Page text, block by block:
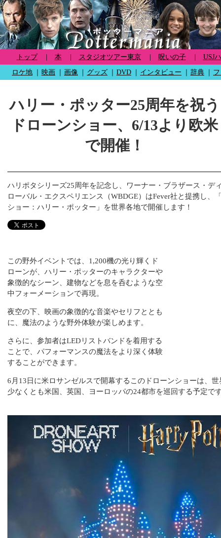
トップ 本 スタジオツアー東京 呪いの子 USJ
ロケ地 映画 画像 グッズ DVD インタビュー 辞典
ハリー・ポッター25周年を祝う
ドローンショー、6/13より欧米
で開催！
ハリポタシリーズ25周年を記念し、ワーナー・ブラザース・デ
ローバル・エクスペリエンス（WBDGE）はFever社と提携し、
ショー：ハリー・ポッター」を世界各地で開催します！
この野外イベントでは、1,200機の光り輝くド
ローンが、ハリー・ポッターのキャラクターや
象徴的なシーン、建物などを息を呑むような空
中フォーメーションで再現。
夜空の下、映画の象徴的な音楽やセリフととも
に、魔法のような野外体験が楽しめます。
さらに、参加者はLEDリストバンドを着用する
ことで、パフォーマンスの魔法をより深く体験
することができます。
6月13日に米ロサンゼルスで開幕するこのドローンショーは、
少なくとも米国、英国、ヨーロッパの24都市を巡回する予定で